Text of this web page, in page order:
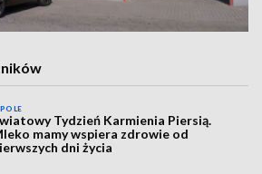
Tydzień Karmienia Piersią.
mamy wspiera zdrowie od
dni życia